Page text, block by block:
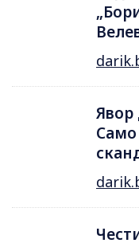
Явор
Само